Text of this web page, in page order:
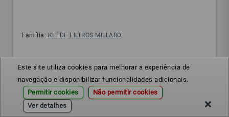
Este site utiliza cookies para melhorar a experiência de
navegação e disponibilizar funcionalidades adicionais.
Permitir cookies
Não permitir cookies
Ver detalhes
Família: KIT DE FILTROS MILLARD